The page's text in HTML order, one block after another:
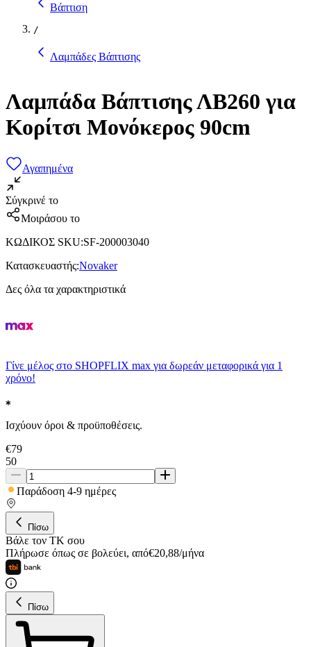
Βάπτιση
/
Λαμπάδες Βάπτισης
Λαμπάδα Βάπτισης ΛΒ260 για
Κορίτσι Μονόκερος 90cm
Αγαπημένα
Σύγκρινέ το
Μοιράσου το
ΚΩΔΙΚΟΣ SKU:SF-200003040
Κατασκευαστής:Novaker
Δες όλα τα χαρακτηριστικά
Γίνε μέλος στο SHOPFLIX max για δωρεάν μεταφορικά για 1
χρόνο!
Ισχύουν όροι & προϋποθέσεις.
€79
50
Παράδοση 4-9 ημέρες
Πίσω
Βάλε τον ΤΚ σου
Πλήρωσε όπως σε βολεύει, από€20,88/μήνα
Πίσω